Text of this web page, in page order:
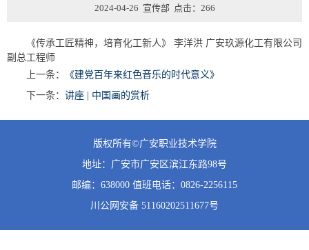
2024-04-26 宣传部 点击： 266
《传承工匠精神，培育化工新人》 李洋洪 广安玖源化工有限公司
副总工程师
上一条：
《建党百年来红色音乐的时代意义》
下一条： 讲座 | 中国画的赏析
版权所有©广安职业技术学院
地址：广安市广安区滨江东路98号
邮编：638000 值班电话：0826-2256115
川公网安备 51160202511677号